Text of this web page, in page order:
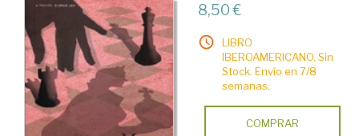
8,50 €
LIBRO
IBEROAMERICANO. Sin
Stock. Envío en 7/8
semanas.
COMPRAR